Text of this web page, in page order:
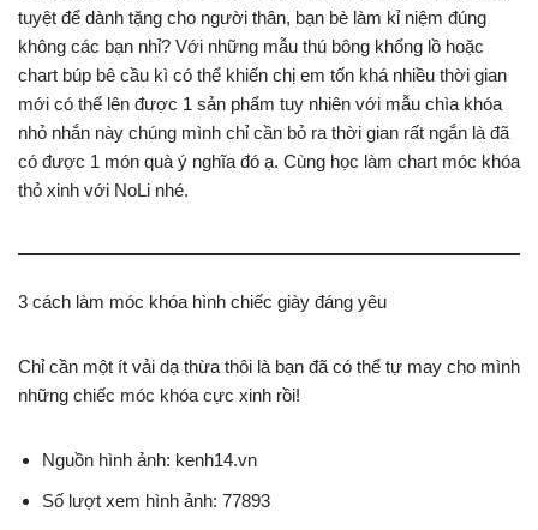
tuyệt để dành tặng cho người thân, bạn bè làm kỉ niệm đúng
không các bạn nhỉ? Với những mẫu thú bông khổng lồ hoặc
chart búp bê cầu kì có thể khiến chị em tốn khá nhiều thời gian
mới có thể lên được 1 sản phẩm tuy nhiên với mẫu chìa khóa
nhỏ nhắn này chúng mình chỉ cần bỏ ra thời gian rất ngắn là đã
có được 1 món quà ý nghĩa đó ạ. Cùng học làm chart móc khóa
thỏ xinh với NoLi nhé.
3 cách làm móc khóa hình chiếc giày đáng yêu
Chỉ cần một ít vải dạ thừa thôi là bạn đã có thể tự may cho mình
những chiếc móc khóa cực xinh rồi!
Nguồn hình ảnh: kenh14.vn
Số lượt xem hình ảnh: 77893